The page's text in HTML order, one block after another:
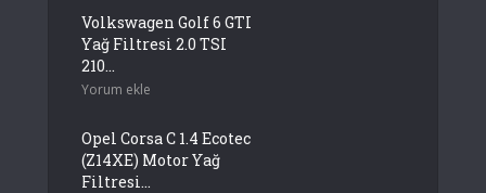
Volkswagen Golf 6 GTI
Yağ Filtresi 2.0 TSI
210...
Yorum ekle
Opel Corsa C 1.4 Ecotec
(Z14XE) Motor Yağ
Filtresi...